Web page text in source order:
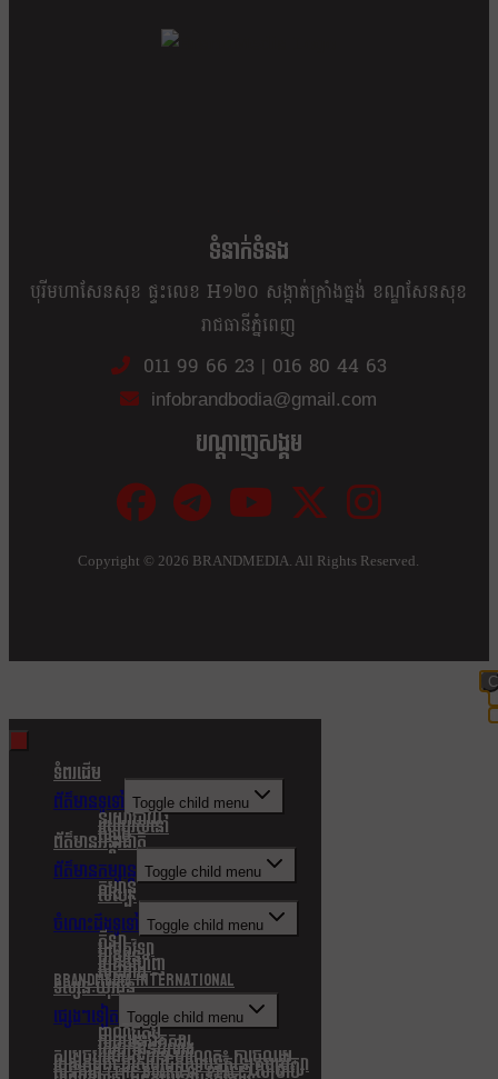
ទំនាក់ទំនង
បុរីមហាសែនសុខ ផ្ទះលេខ H១២០ សង្កាត់ក្រាំងធ្នង់ ខណ្ឌសែនសុខ
រាជធានីភ្នំពេញ
011 99 66 23 | 016 80 44 63
infobrandbodia@gmail.com
បណ្ដាញសង្គម
Copyright ©2026 BRANDMEDIA. All Rights Reserved.
ទំពរដើម
ព័ត៌មានទូទៅ Toggle child menu
នយោបាយ
របៀបរស់នៅ
សង្គម
ព័ត៌មានអន្តរជាតិ
ព័ត៌មានកម្សាន្ត Toggle child menu
កម្សាន្ត
សិល្បៈ
ចំណេះដឹងទូទៅ Toggle child menu
កីឡា
បច្ចេកវិទ្យា
បរិស្ថាន
របកគំហើញ
សុខភាព
Brandmedia international
ទស្សនៈយុវជន
ផ្សេងៗទៀត Toggle child menu
ពាណិជ្ជកម្ម
ភាពយន្តឯកសារ
សេចក្តីជូនដំណឹង
សម្តេចបវរធិបតី ហ៊ុន ម៉ាណែត៖ ការចូលរួម
របស់កម្ពុជា ជាសមាជិកស្ថាបនិកនៃក្រុមប្រឹក្សា
សន្តិភាព (The Board Of Peace) សម្រាប់